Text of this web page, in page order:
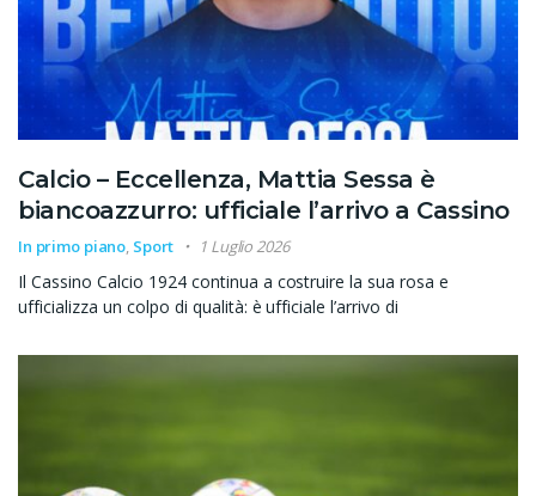
Calcio – Eccellenza, Mattia Sessa è
biancoazzurro: ufficiale l’arrivo a Cassino
In primo piano, Sport 1 Luglio 2026
Il Cassino Calcio 1924 continua a costruire la sua rosa e
ufficializza un colpo di qualità: è ufficiale l’arrivo di